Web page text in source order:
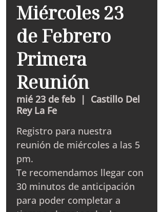
Miércoles 23
de Febrero
Primera
Reunión
mié 23 de feb
  |
Castillo Del
Rey La Fe
Registro para nuestra
reunión de miércoles a las 5
pm.
Te recomendamos llegar con
30 minutos de anticipación
para poder completar a